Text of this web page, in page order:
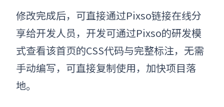
修改完成后，可直接通过Pixso链接在线分
享给开发人员，开发可通过Pixso的研发模
式查看该首页的CSS代码与完整标注，无需
手动编写，可直接复制使用，加快项目落
地。